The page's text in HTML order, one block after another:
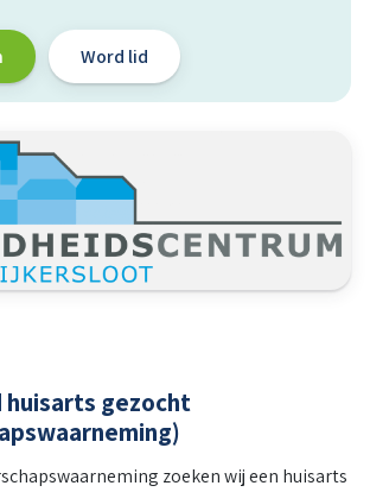
Word lid
huisarts gezocht
zoeken wij een huisarts